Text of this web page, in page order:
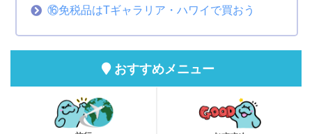
⑯免税品はTギャラリア・ハワイで買おう
おすすめメニュー